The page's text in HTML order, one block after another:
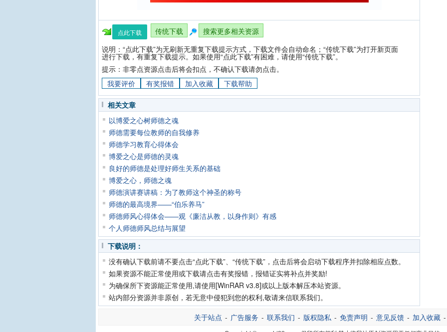
点此下载 传统下载
搜索更多相关资源
说明：“点此下载”为无刷新无重复下载提示方式，下载文件会自动命名；“传统下载”为打开新页面
进行下载，有重复下载提示。如果使用“点此下载”有困难，请使用“传统下载”。
提示：非零点资源点击后将会扣点，不确认下载请勿点击。
我要评价
有奖报错 加入收藏 下载帮助
相关文章
以博爱之心树师德之魂
师德需要每位教师的自我修养
师德学习教育心得体会
博爱之心是师德的灵魂
良好的师德是处理好师生关系的基础
博爱之心，师德之魂
师德演讲赛讲稿：为了教师这个神圣的称号
师德的最高境界——“伯乐养马”
师德师风心得体会——观《廉洁从教，以身作则》有感
个人师德师风总结与展望
下载说明：
没有确认下载前请不要点击“点此下载”、“传统下载”，点击后将会启动下载程序并扣除相应点数。
如果资源不能正常使用或下载请点击有奖报错，报错证实将补点并奖励!
为确保所下资源能正常使用,请使用[WinRAR v3.8]或以上版本解压本站资源。
站内部分资源并非原创，若无意中侵犯到您的权利,敬请来信联系我们。
关于站点 - 广告服务 - 联系我们 - 版权隐私 - 免责声明 - 意见反馈 - 加入收藏